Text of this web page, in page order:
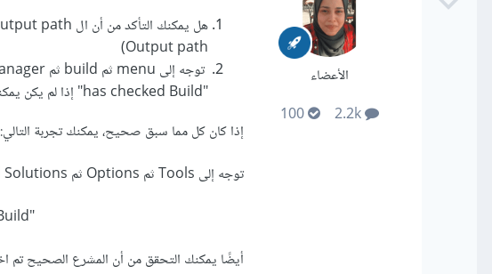
الأعضاء
2.2k
100
Output path)
"has checked Build" إذا لم يكن يمكنك القيام بذلك بنفسك
إذا كان كل مما سبق صحيح، يمكنك تجربة التالي:
توجه إلى Tools ثم Options ثم Projects and Solutions ثم Build and Run ستجد قائمة تحت
"On Run, when projects are out of date:" Select: "Always Build